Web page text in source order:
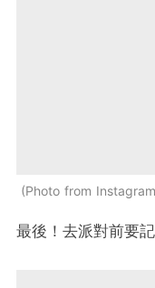
Photo from
最後！去派對前要